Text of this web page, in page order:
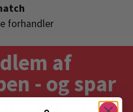
forhandler
af
- og spar
køb